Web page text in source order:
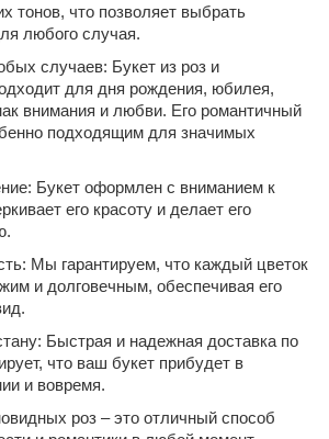
тонов, что позволяет выбрать
любого случая.
случаев: Букет из роз и
для дня рождения, юбилея,
внимания и любви. Его романтичный
подходящим для значимых
Букет оформлен с вниманием к
его красоту и делает его
Мы гарантируем, что каждый цветок
и долговечным, обеспечивая его
Быстрая и надежная доставка по
что ваш букет прибудет в
и вовремя.
роз – это отличный способ